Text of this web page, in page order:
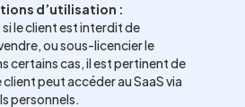
d’utilisation :
le client est interdit de
ou sous-licencier le
certains cas, il est pertinent de
client peut accéder au SaaS via
personnels.